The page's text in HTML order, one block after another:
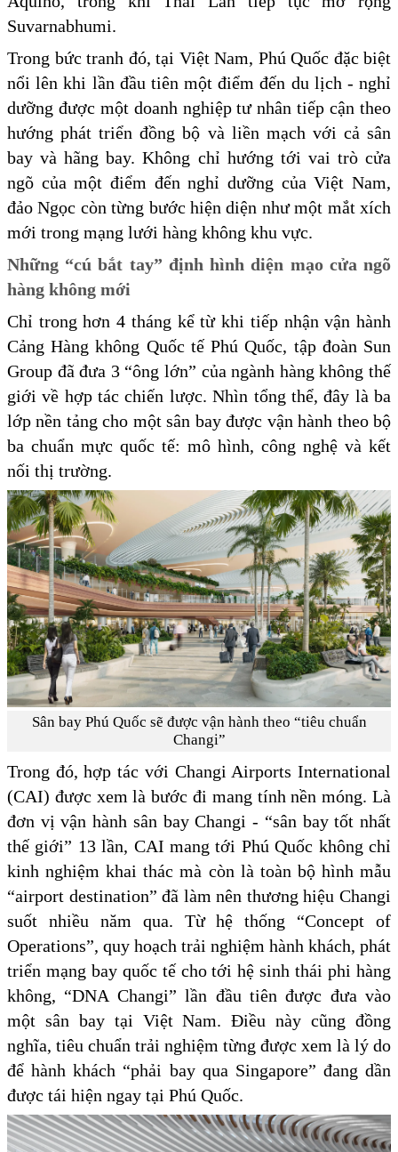
Suvarnabhumi.
Trong bức tranh đó, tại Việt Nam, Phú Quốc đặc biệt
nổi lên khi lần đầu tiên một điểm đến du lịch - nghỉ
dưỡng được một doanh nghiệp tư nhân tiếp cận theo
hướng phát triển đồng bộ và liền mạch với cả sân
bay và hãng bay. Không chỉ hướng tới vai trò cửa
ngõ của một điểm đến nghỉ dưỡng của Việt Nam,
đảo Ngọc còn từng bước hiện diện như một mắt xích
mới trong mạng lưới hàng không khu vực.
Những “cú bắt tay” định hình diện mạo cửa ngõ
hàng không mới
Chỉ trong hơn 4 tháng kể từ khi tiếp nhận vận hành
Cảng Hàng không Quốc tế Phú Quốc, tập đoàn Sun
Group đã đưa 3 “ông lớn” của ngành hàng không thế
giới về hợp tác chiến lược. Nhìn tổng thể, đây là ba
lớp nền tảng cho một sân bay được vận hành theo bộ
ba chuẩn mực quốc tế: mô hình, công nghệ và kết
nối thị trường.
Sân bay Phú Quốc sẽ được vận hành theo “tiêu chuẩn
Changi”
Trong đó, hợp tác với Changi Airports International
(CAI) được xem là bước đi mang tính nền móng. Là
đơn vị vận hành sân bay Changi - “sân bay tốt nhất
thế giới” 13 lần, CAI mang tới Phú Quốc không chỉ
kinh nghiệm khai thác mà còn là toàn bộ hình mẫu
“airport destination” đã làm nên thương hiệu Changi
suốt nhiều năm qua. Từ hệ thống “Concept of
Operations”, quy hoạch trải nghiệm hành khách, phát
triển mạng bay quốc tế cho tới hệ sinh thái phi hàng
không, “DNA Changi” lần đầu tiên được đưa vào
một sân bay tại Việt Nam. Điều này cũng đồng
nghĩa, tiêu chuẩn trải nghiệm từng được xem là lý do
để hành khách “phải bay qua Singapore” đang dần
được tái hiện ngay tại Phú Quốc.